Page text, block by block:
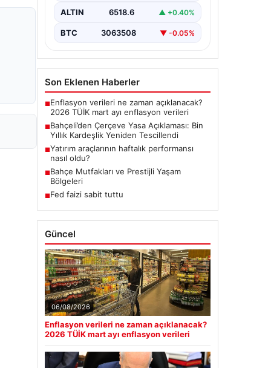
imzalanan…
ALTIN 6518.6 ▲ +0.40%
BTC 3063508 ▼ -0.05%
Son Eklenen Haberler
■Enflasyon verileri ne zaman açıklanacak?
2026 TÜİK mart ayı enflasyon verileri
■Bahçeli’den Çerçeve Yasa Açıklaması: Bin
Yıllık Kardeşlik Yeniden Tescillendi
■Yatırım araçlarının haftalık performansı
nasıl oldu?
■Bahçe Mutfakları ve Prestijli Yaşam
Bölgeleri
■Fed faizi sabit tuttu
Güncel
06/08/2026
Enflasyon verileri ne zaman açıklanacak?
2026 TÜİK mart ayı enflasyon verileri